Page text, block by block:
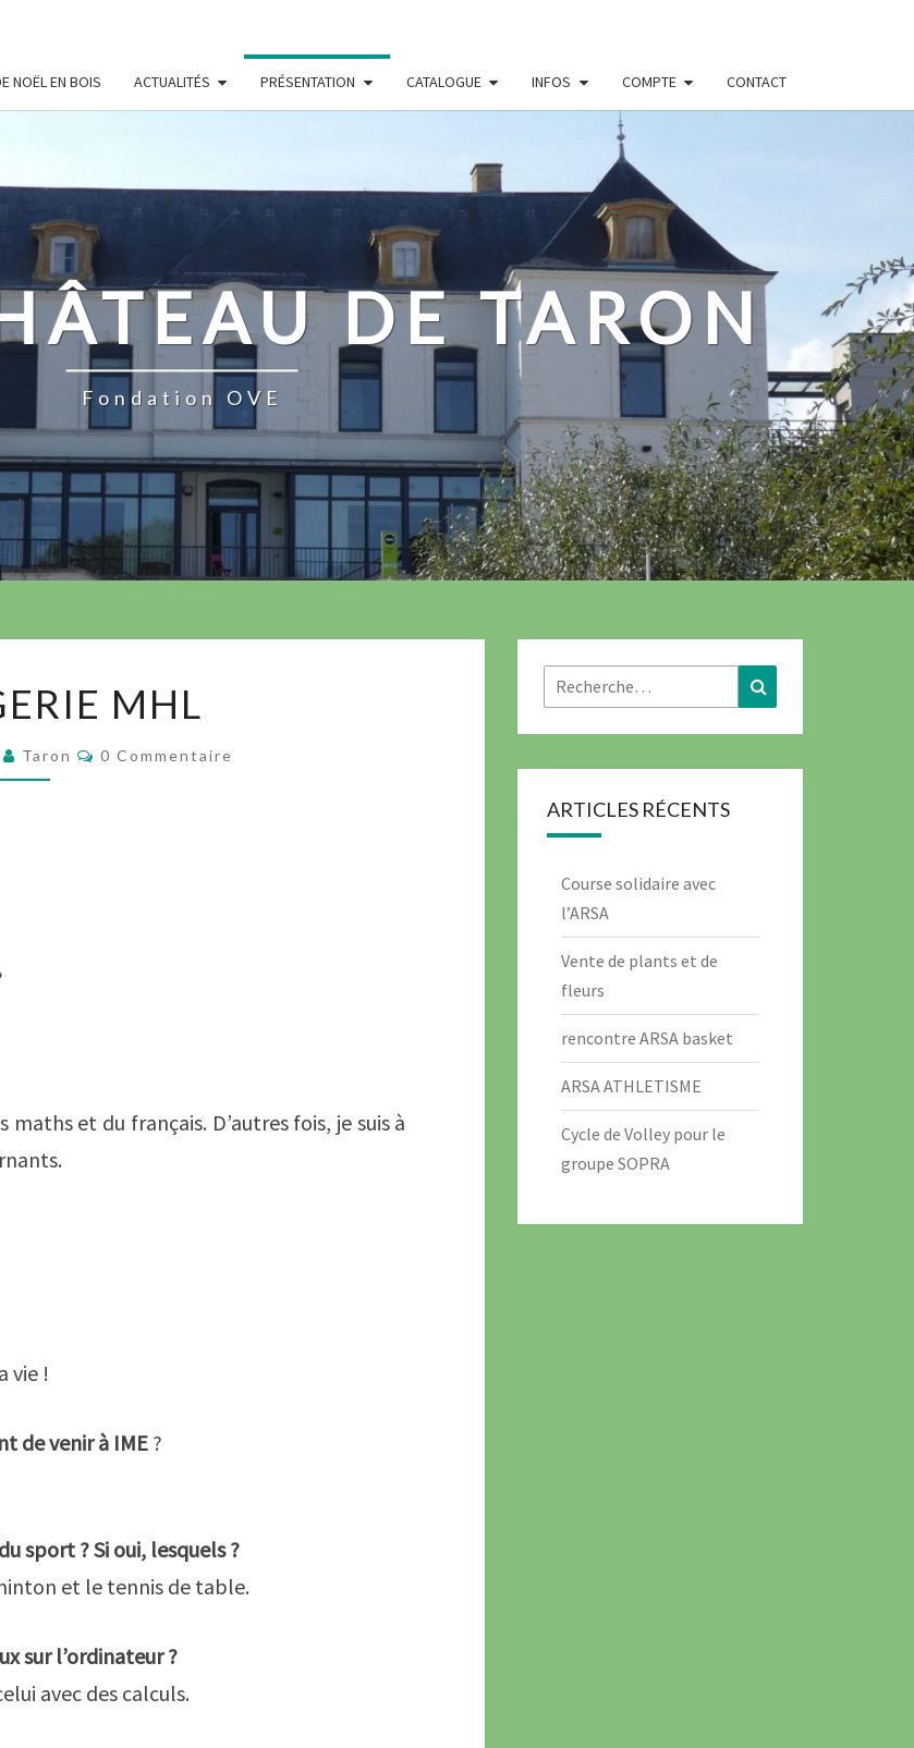
NOËL EN BOIS ACTUALITÉS PRÉSENTATION CATALOGUE INFOS COMPTE CONTACT
DE TARON
Fondation OVE
LINGERIE MHL
Taron Commentaires
0 Commentaire
maths et du français. D’autres fois, je suis à
vie !
de venir à IME ?
sport ? Si oui, lesquels ?
et le tennis de table.
sur l’ordinateur ?
avec des calculs.
Rechercher :
ARTICLES RÉCENTS
Course solidaire avec
l’ARSA
Vente de plants et de
fleurs
rencontre ARSA basket
ARSA ATHLETISME
Cycle de Volley pour le
groupe SOPRA